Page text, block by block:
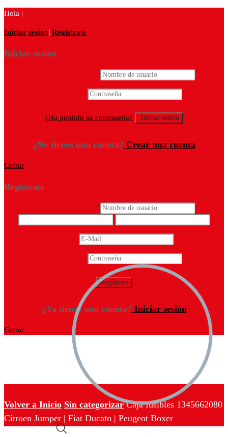
Hola |
Iniciar sesión| Regístrate
Iniciar sesión
¿Ha perdido su contraseña?
¿No tienes una cuenta? Crear una cuenta
Cerrar
Regístrate
¿Ya tienes una cuenta? Iniciar sesión
Cerrar
Volver a Inicio Sin categorizar Caja fusibles 1345662080
Citroen Jumper | Fiat Ducato | Peugeot Boxer